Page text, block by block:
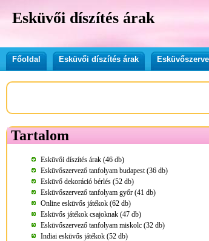
Esküvői díszítés árak
Főoldal Esküvői díszítés árak
Tartalom
Esküvői díszítés árak (46 db)
Esküvőszervező tanfolyam budapest (36 db)
Esküvő dekoráció bérlés (52 db)
Esküvőszervező tanfolyam győr (41 db)
Online esküvős játékok (62 db)
Esküvős játékok csajoknak (47 db)
Esküvőszervező tanfolyam miskolc (32 db)
Indiai esküvős játékok (52 db)